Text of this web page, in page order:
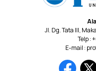
Jl. Dg. Tata III,
Telp :
E-mail :